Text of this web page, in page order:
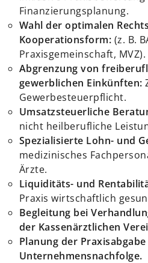
Finanzierungsplanung.
Wahl der optimalen
Kooperationsform: (z. B.
Praxisgemeinschaft, MVZ).
Abgrenzung von
gewerblichen Einkünften:
Gewerbesteuerpflicht.
Umsatzsteuerliche
nicht heilberufliche
Spezialisierte Lohn- und
medizinisches
Ärzte.
Liquiditäts- und
Praxis wirtschaftlich
Begleitung bei
der Kassenärztlichen
Planung der
Unternehmensnachfolge.